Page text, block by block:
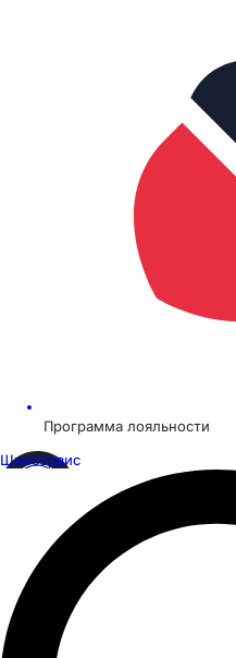
Программа лояльности
Шинсервис